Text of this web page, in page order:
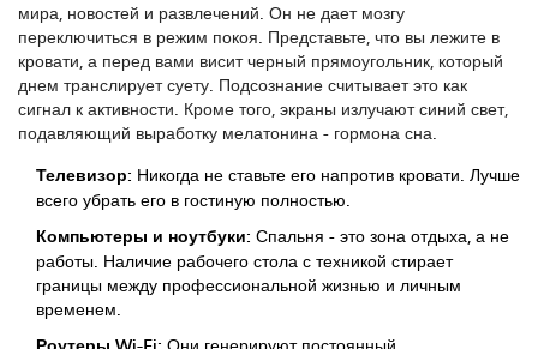
мира, новостей и развлечений. Он не дает мозгу
переключиться в режим покоя. Представьте, что вы лежите в
кровати, а перед вами висит черный прямоугольник, который
днем транслирует суету. Подсознание считывает это как
сигнал к активности. Кроме того, экраны излучают синий свет,
подавляющий выработку мелатонина - гормона сна.
Телевизор: Никогда не ставьте его напротив кровати. Лучше
всего убрать его в гостиную полностью.
Компьютеры и ноутбуки: Спальня - это зона отдыха, а не
работы. Наличие рабочего стола с техникой стирает
границы между профессиональной жизнью и личным
временем.